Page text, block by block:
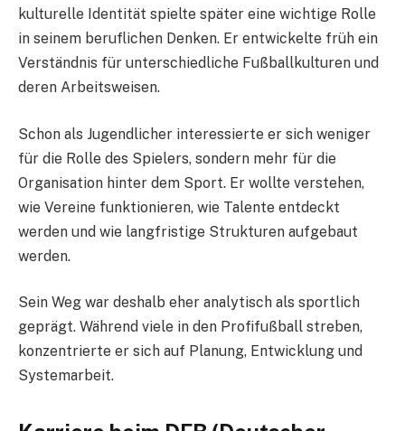
kulturelle Identität spielte später eine wichtige Rolle
in seinem beruflichen Denken. Er entwickelte früh ein
Verständnis für unterschiedliche Fußballkulturen und
deren Arbeitsweisen.
Schon als Jugendlicher interessierte er sich weniger
für die Rolle des Spielers, sondern mehr für die
Organisation hinter dem Sport. Er wollte verstehen,
wie Vereine funktionieren, wie Talente entdeckt
werden und wie langfristige Strukturen aufgebaut
werden.
Sein Weg war deshalb eher analytisch als sportlich
geprägt. Während viele in den Profifußball streben,
konzentrierte er sich auf Planung, Entwicklung und
Systemarbeit.